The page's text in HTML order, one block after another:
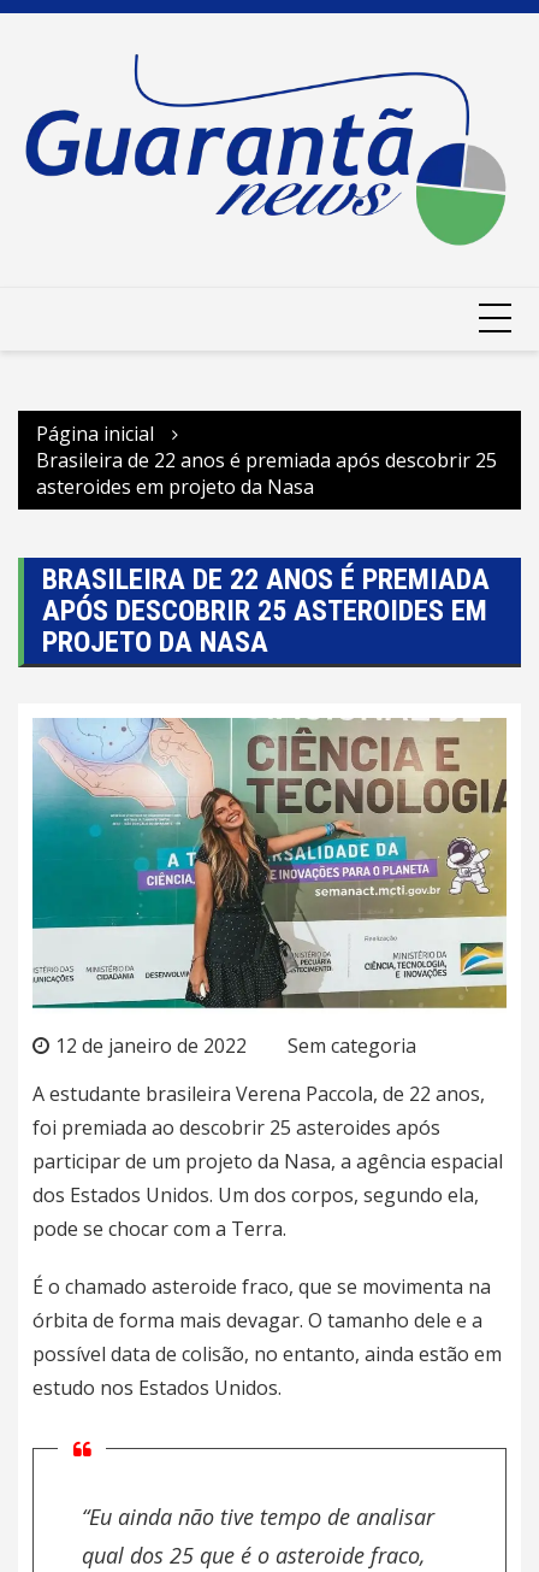
Ir
Página inicial
Brasileira de 22 anos é premiada após descobrir 25
asteroides em projeto da Nasa
BRASILEIRA DE 22 ANOS É PREMIADA
APÓS DESCOBRIR 25 ASTEROIDES EM
PROJETO DA NASA
12 de janeiro de 2022
Sem categoria
A estudante brasileira Verena Paccola, de 22 anos,
foi premiada ao descobrir 25 asteroides após
participar de um projeto da Nasa, a agência espacial
dos Estados Unidos. Um dos corpos, segundo ela,
pode se chocar com a Terra.
É o chamado asteroide fraco, que se movimenta na
órbita de forma mais devagar. O tamanho dele e a
possível data de colisão, no entanto, ainda estão em
estudo nos Estados Unidos.
“Eu ainda não tive tempo de analisar
qual dos 25 que é o asteroide fraco,